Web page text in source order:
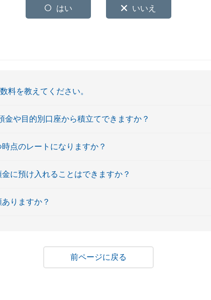
はい いいえ
料を教えてください。
金や目的別口座から積立てできますか？
点のレートになりますか？
に預け入れることはできますか？
りますか？
戻る